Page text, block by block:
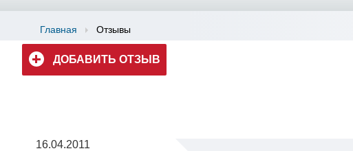
Главная Отзывы
ДОБАВИТЬ ОТЗЫВ
16.04.2011